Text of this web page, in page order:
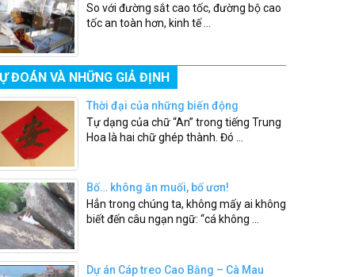
So với đường sắt cao tốc, đường bộ cao
tốc an toàn hơn, kinh tế ...
ĐOÁN VÀ NHỮNG GIẢ ĐỊNH
Thời đại của những biến động
Tự dạng của chữ “An” trong tiếng Trung
Hoa là hai chữ ghép thành. Đó ...
Bố… không ăn muối, bố ươn!
Hẳn trong chúng ta, không mấy ai không
biết đến câu ngạn ngữ: “cá không ...
Dự án Cáp treo Cao Bằng – Cà Mau